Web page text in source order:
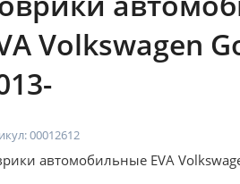
Volkswagen
00012612
автомобильные EVA